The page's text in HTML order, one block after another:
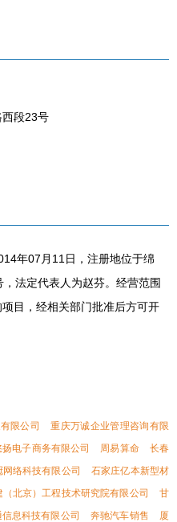
段23号
年07月11日，注册地位于绵
法定代表人为赵芬。经营范围
目，经相关部门批准后方可开
限公司
重庆万诚企业管理咨询有限
电子商务有限公司 周易算命
长春
络科技有限公司
石家庄亿本新型材
（北京）工程技术研究院有限公司
甘
息科技有限公司 奔驰汽车销售
厦